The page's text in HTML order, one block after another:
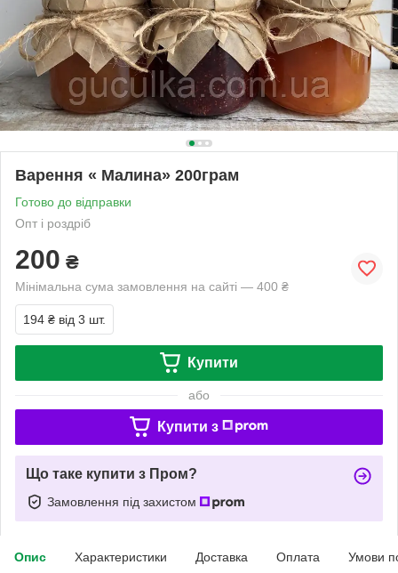
Варення « Малина» 200грам
Готово до відправки
Опт і роздріб
200 ₴
Мінімальна сума замовлення на сайті — 400 ₴
194 ₴ від 3 шт.
Купити
або
Купити з
Що таке купити з Пром?
Замовлення під захистом
Опис Характеристики Доставка Оплата Умови